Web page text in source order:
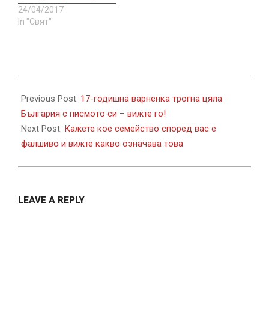
24/04/2017
In "Свят"
10-
09
Previous Post: 17-годишна варненка трогна цяла
България с писмото си – вижте го!
Next Post: Кажете кое семейство според вас е
фалшиво и вижте какво означава това
LEAVE A REPLY